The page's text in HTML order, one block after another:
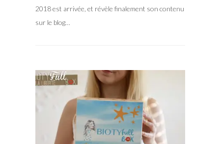
2018 est arrivée, et révèle finalement son contenu
sur le blog…